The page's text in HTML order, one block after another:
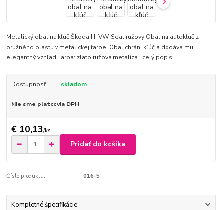
Metalický obal na kľúč Škoda III, VW, Seat ružovy Obal na autokľúč z
pružného plastu v metalickej farbe. Obal chráni kľúč a dodáva mu
elegantný vzhľad.Farba: zlato ružova metalíza celý popis
Dostupnosť skladom
Nie sme platcovia DPH
€ 10,13/ks
Pridať do košíka
Číslo produktu: 016-5
Kompletné špecifikácie